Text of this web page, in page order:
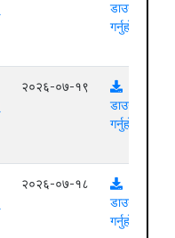
डाउनलोड
गर्नुहोस्
२०२६-०७-१९
डाउनलोड
गर्नुहोस्
२०२६-०७-१८
डाउनलोड
गर्नुहोस्